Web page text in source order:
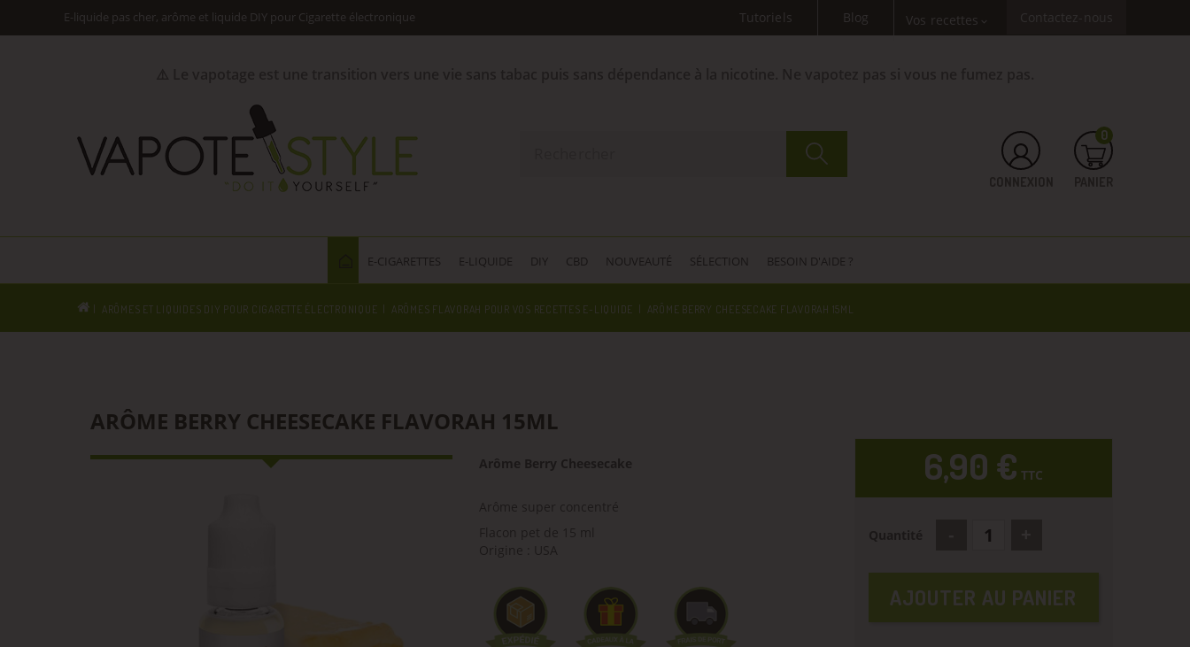
E-liquide pas cher, arôme et liquide DIY pour Cigarette électronique Tutoriels Blog Vos recettes expand_more Contactez-nous
0
E-CIGARETTES E-LIQUIDE DIY CBD NOUVEAUTÉ SÉLECTION BESOIN D'AIDE ?
ARÔMES ET LIQUIDES DIY POUR CIGARETTE ÉLECTRONIQUE ARÔMES FLAVORAH POUR VOS RECETTES E-LIQUIDE ARÔME BERRY CHEESECAKE FLAVORAH 15ML
ARÔME BERRY CHEESECAKE FLAVORAH 15ML
Arôme Berry Cheesecake
Arôme super concentré
Flacon pet de 15 ml
Origine : USA
6,90 € TTC
AJOUTER AU PANIER